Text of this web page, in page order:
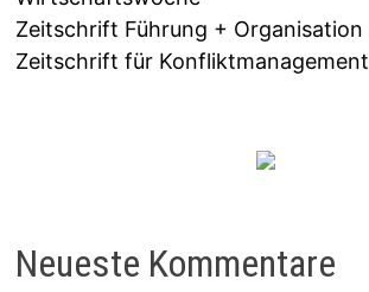
Zeitschrift Führung + Organisation
Zeitschrift für Konfliktmanagement
Neueste Kommentare